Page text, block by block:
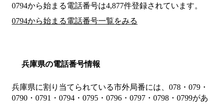
0794から始まる電話番号は4,877件登録されています。
0794から始まる電話番号一覧をみる
兵庫県の電話番号情報
兵庫県に割り当てられている市外局番には、078・079・
0790・0791・0794・0795・0796・0797・0798・0799があ